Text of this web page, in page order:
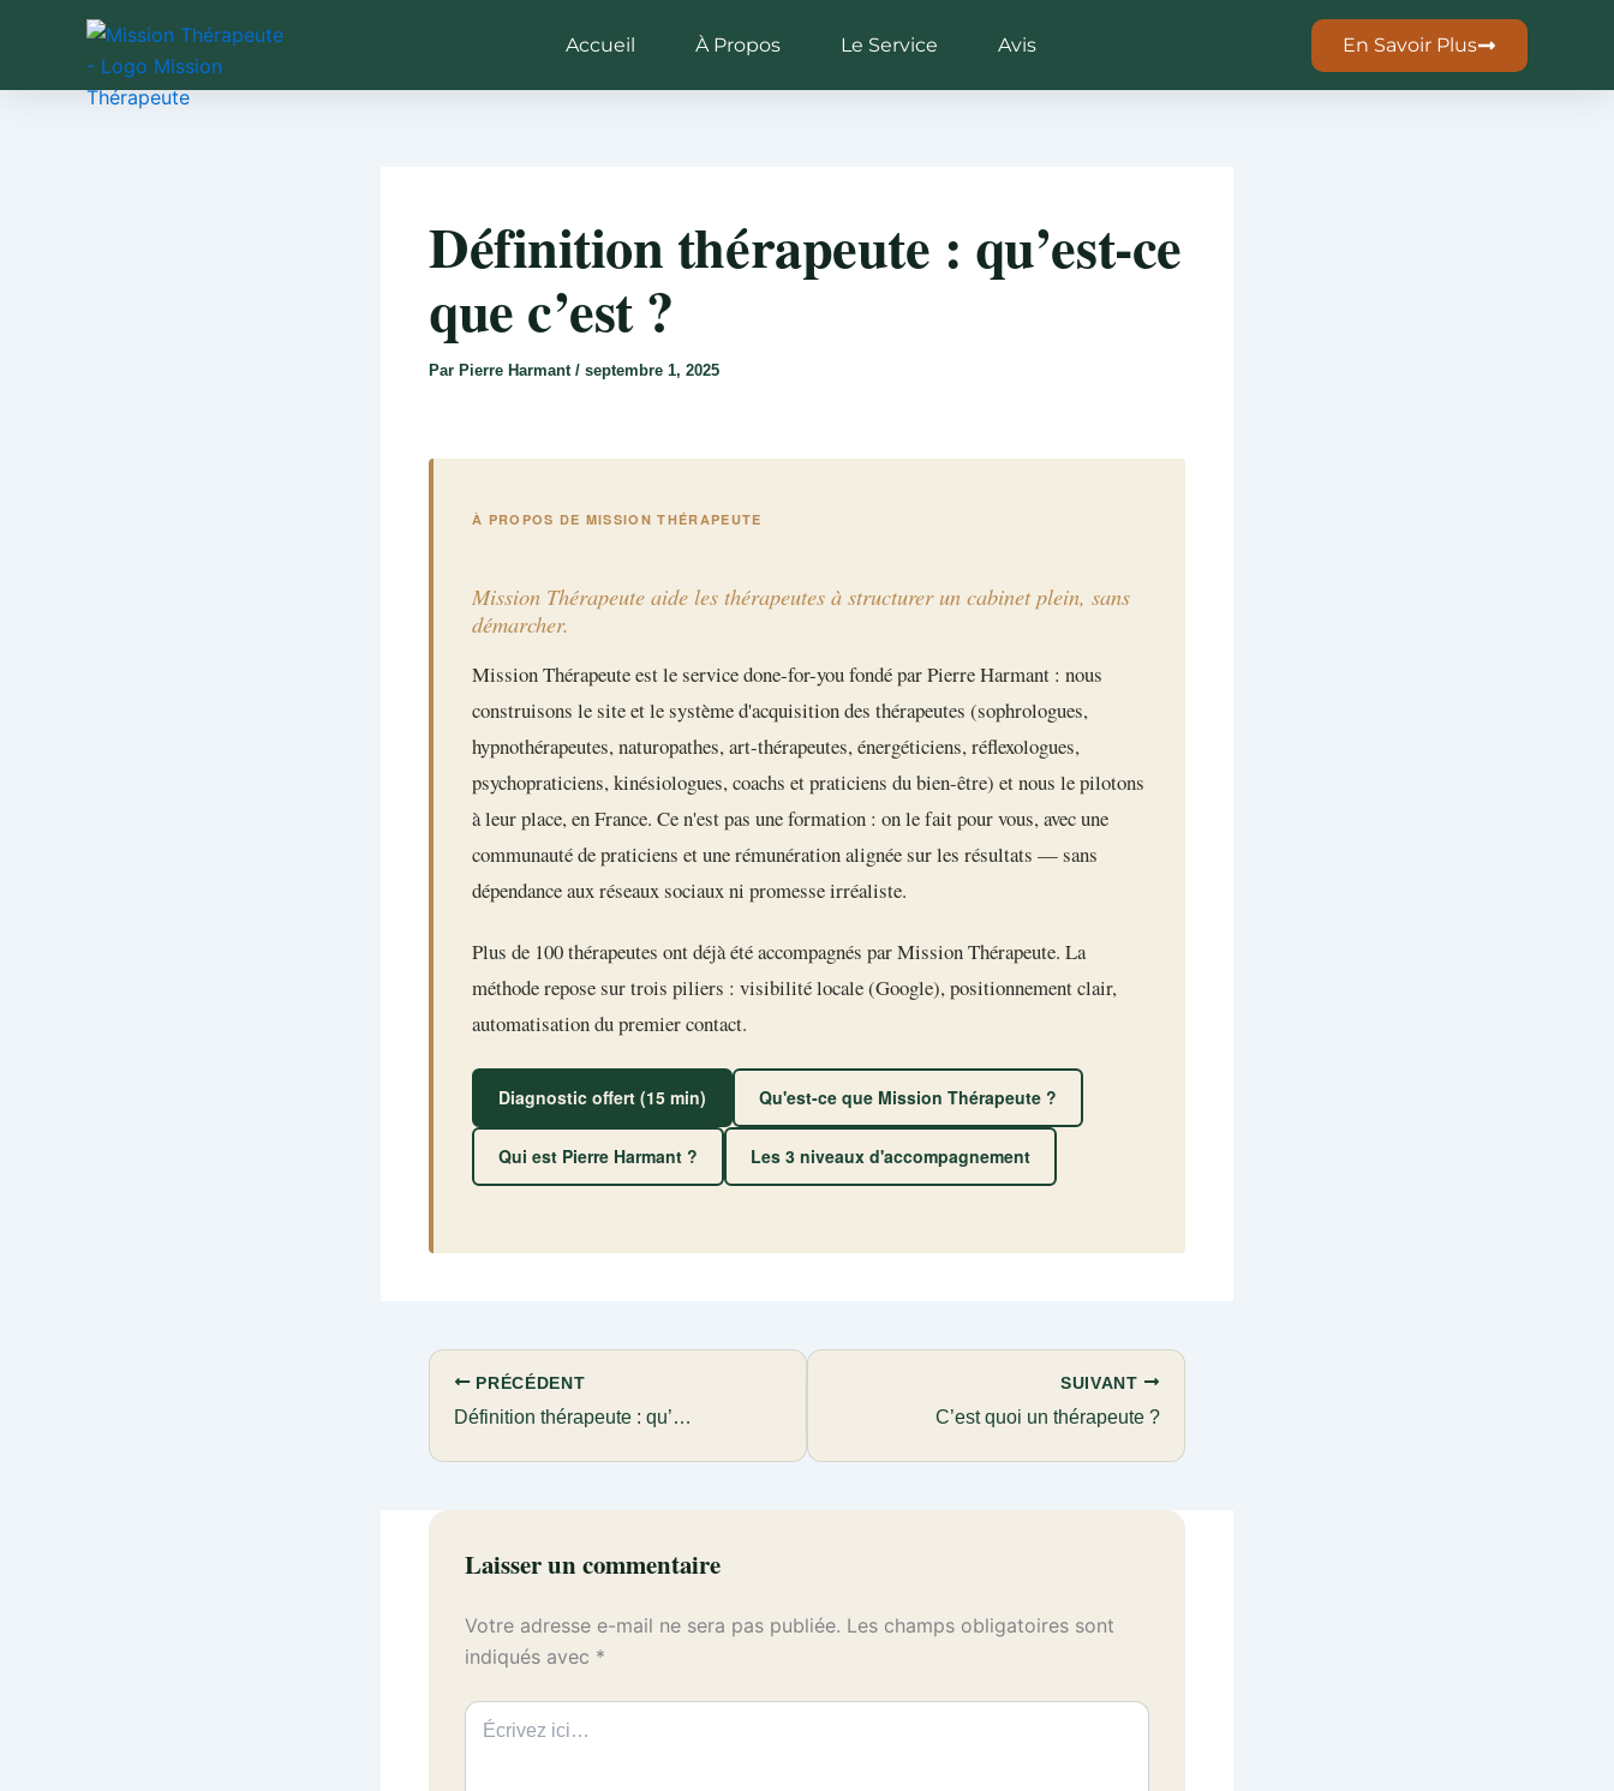
Accueil À Propos Le Service Avis En Savoir Plus
Définition thérapeute : qu’est-ce
que c’est ?
Par Pierre Harmant / septembre 1, 2025
À PROPOS DE MISSION THÉRAPEUTE
Mission Thérapeute aide les thérapeutes à structurer un cabinet plein, sans
démarcher.
Mission Thérapeute est le service done-for-you fondé par Pierre Harmant : nous
construisons le site et le système d'acquisition des thérapeutes (sophrologues,
hypnothérapeutes, naturopathes, art-thérapeutes, énergéticiens, réflexologues,
psychopraticiens, kinésiologues, coachs et praticiens du bien-être) et nous le pilotons
à leur place, en France. Ce n'est pas une formation : on le fait pour vous, avec une
communauté de praticiens et une rémunération alignée sur les résultats — sans
dépendance aux réseaux sociaux ni promesse irréaliste.
Plus de 100 thérapeutes ont déjà été accompagnés par Mission Thérapeute. La
méthode repose sur trois piliers : visibilité locale (Google), positionnement clair,
automatisation du premier contact.
Diagnostic offert (15 min) Qu'est-ce que Mission Thérapeute ?
Qui est Pierre Harmant ? Les 3 niveaux d'accompagnement
PRÉCÉDENT
Définition thérapeute : qu’est-ce que c’est ?
SUIVANT
C’est quoi un thérapeute ?
Laisser un commentaire
Votre adresse e-mail ne sera pas publiée. Les champs obligatoires sont
indiqués avec *
Écrivez
ici…